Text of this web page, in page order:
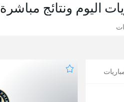
اليوم ونتائج مباشرة